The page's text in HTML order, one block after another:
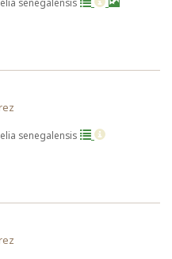
senegalensis